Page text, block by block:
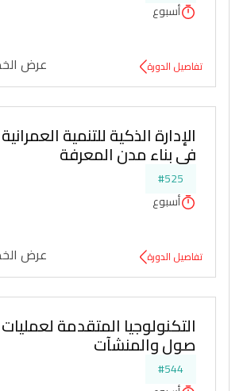
أسبوع
تفاصيل الدورة عرض
الإدارة الذكية للتنمية
في بناء مدن المعرفة
#525
أسبوع
تفاصيل الدورة عرض
التكنولوجيا المتقدمة لعمليات
صول والمنشآت
#544